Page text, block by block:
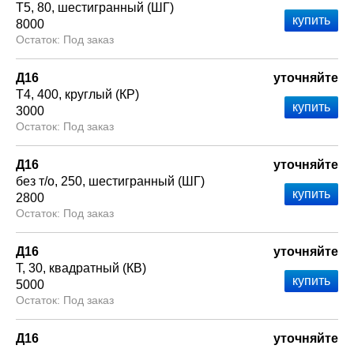
Т5 80 шестигранный (ШГ)
8000
Под заказ
Д16
Т4 400 круглый (КР)
3000
Под заказ
уточняйте
Д16
без т/о 250 шестигранный (ШГ)
2800
Под заказ
уточняйте
Д16
Т 30 квадратный (КВ)
5000
Под заказ
уточняйте
Д16
уточняйте